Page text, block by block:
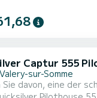
Captur 555
sur-Somme
Sie davon, eine der